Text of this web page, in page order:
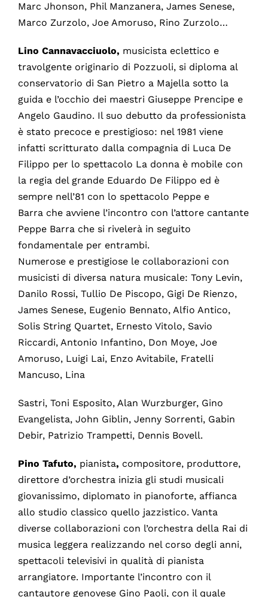
Marc Jhonson, Phil Manzanera, James Senese,
Marco Zurzolo, Joe Amoruso, Rino Zurzolo…
Lino Cannavacciuolo, musicista eclettico e
travolgente originario di Pozzuoli, si diploma al
conservatorio di San Pietro a Majella sotto la
guida e l’occhio dei maestri Giuseppe Prencipe e
Angelo Gaudino. Il suo debutto da professionista
è stato precoce e prestigioso: nel 1981 viene
infatti scritturato dalla compagnia di Luca De
Filippo per lo spettacolo La donna è mobile con
la regia del grande Eduardo De Filippo ed è
sempre nell’81 con lo spettacolo Peppe e
Barra che avviene l’incontro con l’attore cantante
Peppe Barra che si rivelerà in seguito
fondamentale per entrambi.
Numerose e prestigiose le collaborazioni con
musicisti di diversa natura musicale: Tony Levin,
Danilo Rossi, Tullio De Piscopo, Gigi De Rienzo,
James Senese, Eugenio Bennato, Alfio Antico,
Solis String Quartet, Ernesto Vitolo, Savio
Riccardi, Antonio Infantino, Don Moye, Joe
Amoruso, Luigi Lai, Enzo Avitabile, Fratelli
Mancuso, Lina
Sastri, Toni Esposito, Alan Wurzburger, Gino
Evangelista, John Giblin, Jenny Sorrenti, Gabin
Debir, Patrizio Trampetti, Dennis Bovell.
Pino Tafuto, pianista, compositore, produttore,
direttore d’orchestra inizia gli studi musicali
giovanissimo, diplomato in pianoforte, affianca
allo studio classico quello jazzistico. Vanta
diverse collaborazioni con l’orchestra della Rai di
musica leggera realizzando nel corso degli anni,
spettacoli televisivi in qualità di pianista
arrangiatore. Importante l’incontro con il
cantautore genovese Gino Paoli, con il quale